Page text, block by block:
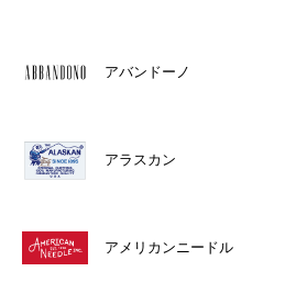
アバンドーノ
アラスカン
アメリカンニードル